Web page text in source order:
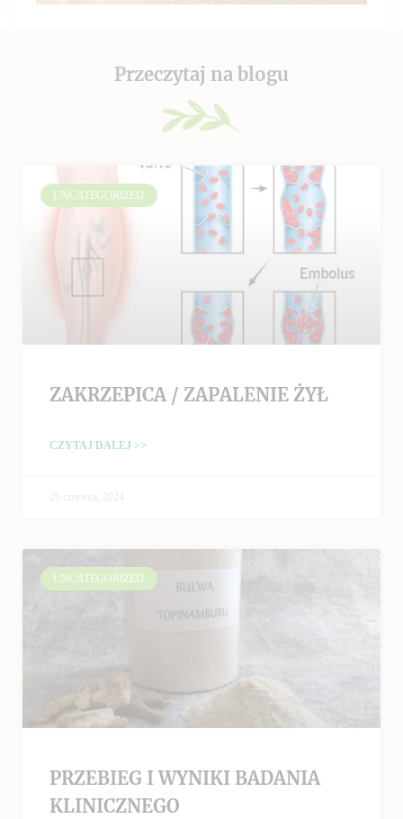
Przeczytaj na blogu
UNCATEGORIZED
ZAKRZEPICA / ZAPALENIE ŻYŁ
CZYTAJ DALEJ >>
26 czerwca, 2024
UNCATEGORIZED
PRZEBIEG I WYNIKI BADANIA
KLINICZNEGO